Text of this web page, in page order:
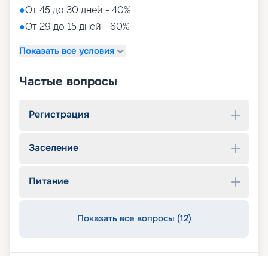
●От 45 до 30 дней - 40%
●От 29 до 15 дней - 60%
Показать все условия
Частые вопросы
Регистрация
Заселение
Питание
Показать все вопросы (12)